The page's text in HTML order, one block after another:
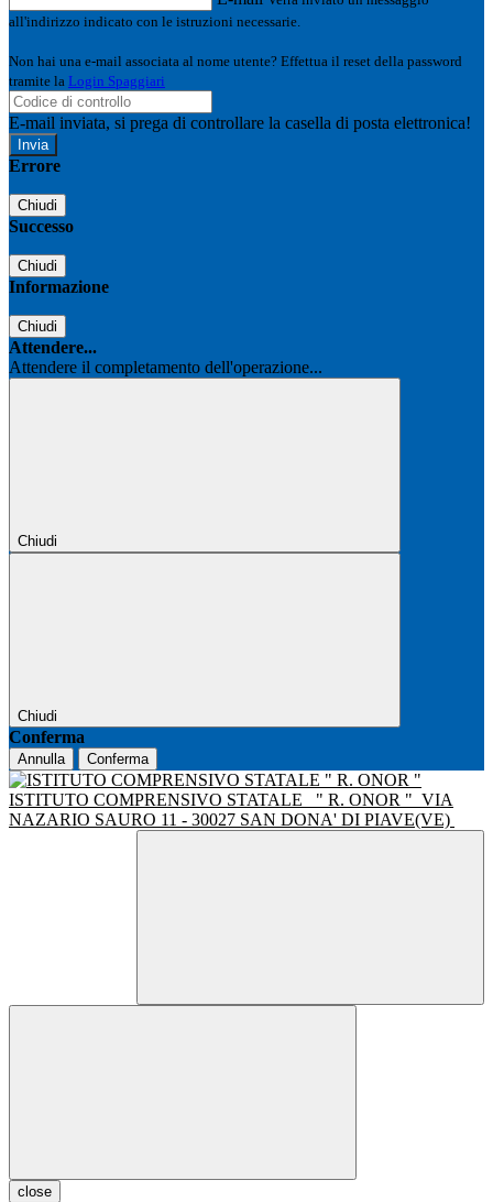
all'indirizzo indicato con le istruzioni necessarie.
Non hai una e-mail associata al nome utente? Effettua il reset della password
tramite la Login Spaggiari
E-mail inviata, si prega di controllare la casella di posta elettronica!
Errore
Chiudi
Successo
Chiudi
Informazione
Chiudi
Attendere...
Attendere il completamento dell'operazione...
Chiudi
Chiudi
Conferma
Annulla Conferma
ISTITUTO COMPRENSIVO STATALE " R. ONOR " VIA
NAZARIO SAURO 11 - 30027 SAN DONA' DI PIAVE(VE)
close